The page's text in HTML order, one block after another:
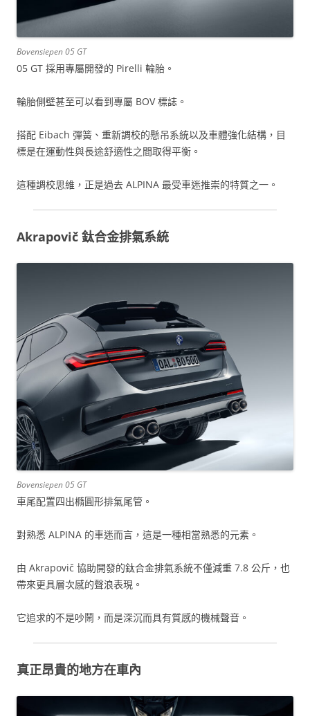
Bovensiepen 05 GT
05 GT 採用專屬開發的 Pirelli 輪胎。
輪胎側壁甚至可以看到專屬 BOV 標誌。
搭配 Eibach 彈簧、重新調校的懸吊系統以及車體強化結構，目
標是在運動性與長途舒適性之間取得平衡。
這種調校思維，正是過去 ALPINA 最受車迷推崇的特質之一。
Akrapovič 鈦合金排氣系統
Bovensiepen 05 GT
車尾配置四出橢圓形排氣尾管。
對熟悉 ALPINA 的車迷而言，這是一種相當熟悉的元素。
由 Akrapovič 協助開發的鈦合金排氣系統不僅減重 7.8 公斤，也
帶來更具層次感的聲浪表現。
它追求的不是吵鬧，而是深沉而具有質感的機械聲音。
真正昂貴的地方在車內